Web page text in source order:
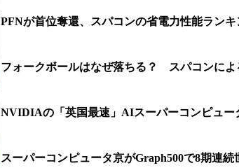
PFNが首位奪還、スパコンの省電力性能ランキ
フォークボールはなぜ落ちる？ スパコンによ
NVIDIAの「英国最速」AIスーパーコンピュー
スーパーコンピュータ京がGraph500で8期連続